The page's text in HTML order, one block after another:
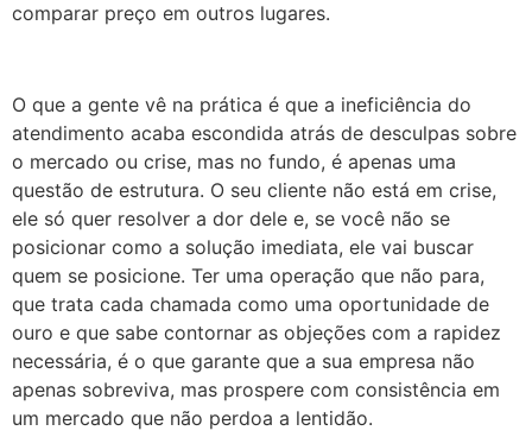
comparar preço em outros lugares.
O que a gente vê na prática é que a ineficiência do
atendimento acaba escondida atrás de desculpas sobre
o mercado ou crise, mas no fundo, é apenas uma
questão de estrutura. O seu cliente não está em crise,
ele só quer resolver a dor dele e, se você não se
posicionar como a solução imediata, ele vai buscar
quem se posicione. Ter uma operação que não para,
que trata cada chamada como uma oportunidade de
ouro e que sabe contornar as objeções com a rapidez
necessária, é o que garante que a sua empresa não
apenas sobreviva, mas prospere com consistência em
um mercado que não perdoa a lentidão.